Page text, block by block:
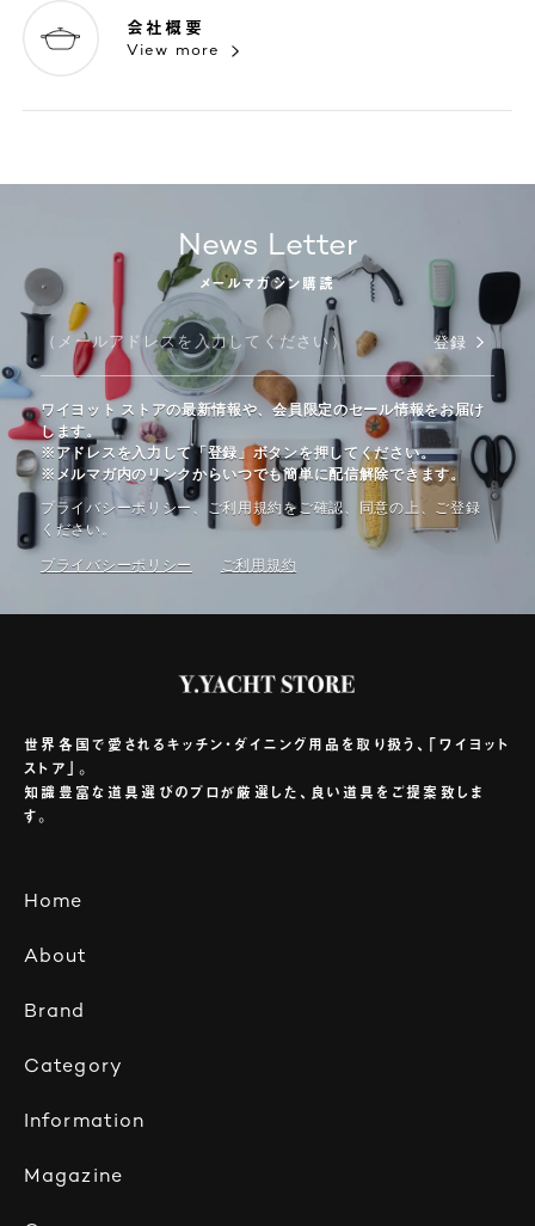
会社概要
View more
News Letter
メールマガジン購読
登録
ワイヨット ストアの最新情報や、会員限定のセール情報をお届け
します。
※アドレスを入力して「登録」ボタンを押してください。
※メルマガ内のリンクからいつでも簡単に配信解除できます。
プライバシーポリシー、ご利⽤規約をご確認、同意の上、ご登録
ください。
プライバシーポリシー ご利⽤規約
世界各国で愛されるキッチン・ダイニング用品を取り扱う、「ワイヨット
ストア」。
知識豊富な道具選びのプロが厳選した、良い道具をご提案致しま
す。
Home
Brand
Information
About
Category
Magazine